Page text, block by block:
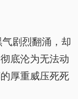
剧烈翻涌，却
底沦为无法动
厚重威压死死